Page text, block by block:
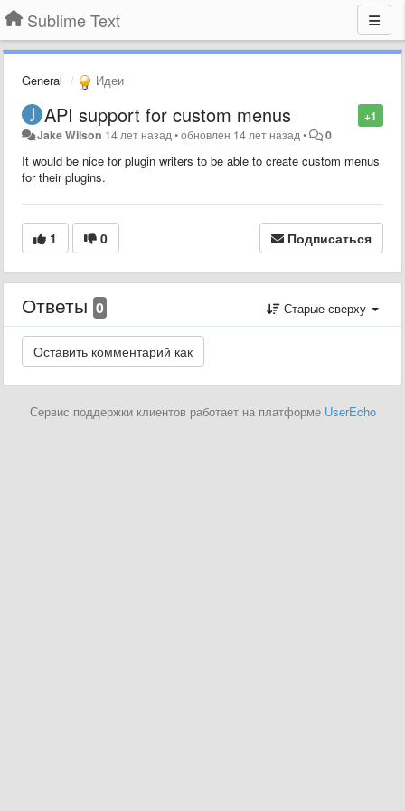
Sublime Text
General Идеи
+1
API support for custom menus
Jake Wilson 14 лет назад •обновлен 14 лет назад • 0
It would be nice for plugin writers to be able to create custom menus
for their plugins.
1 0 Подписаться
Ответы 0 Старые сверху
Сервис поддержки клиентов работает на платформе UserEcho